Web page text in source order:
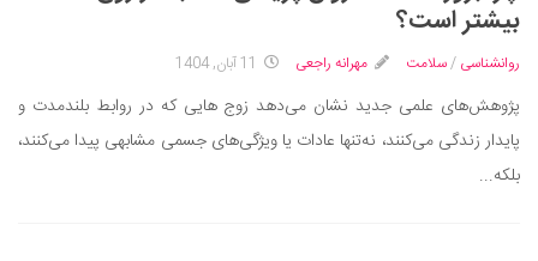
بیشتر است؟
روانشناسی /سلامت مهرانه راجعی 11 آبان, 1404
پژوهش‌های علمی جدید نشان می‌دهد زوج‌ هایی که در روابط بلندمدت و
پایدار زندگی می‌کنند، نه‌تنها عادات یا ویژگی‌های جسمی مشابهی پیدا می‌کنند،
بلکه...